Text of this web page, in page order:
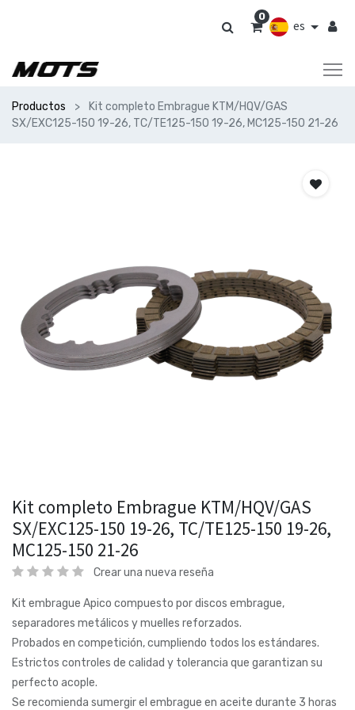
es
0
Productos
Kit completo Embrague KTM/HQV/GAS
SX/EXC125-150 19-26, TC/TE125-150 19-26, MC125-150 21-26
Kit completo Embrague KTM/HQV/GAS
SX/EXC125-150 19-26, TC/TE125-150 19-26,
MC125-150 21-26
Crear una nueva reseña
Kit embrague Apico compuesto por discos embrague,
separadores metálicos y muelles reforzados.
Probados en competición, cumpliendo todos los estándares.
Estrictos controles de calidad y tolerancia que garantizan su
perfecto acople.
Se recomienda sumergir el embrague en aceite durante 3 horas